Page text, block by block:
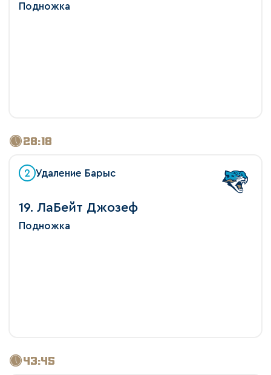
Подножка
28:18
2 Удаление Барыс
19. ЛаБейт Джозеф
Подножка
43:45